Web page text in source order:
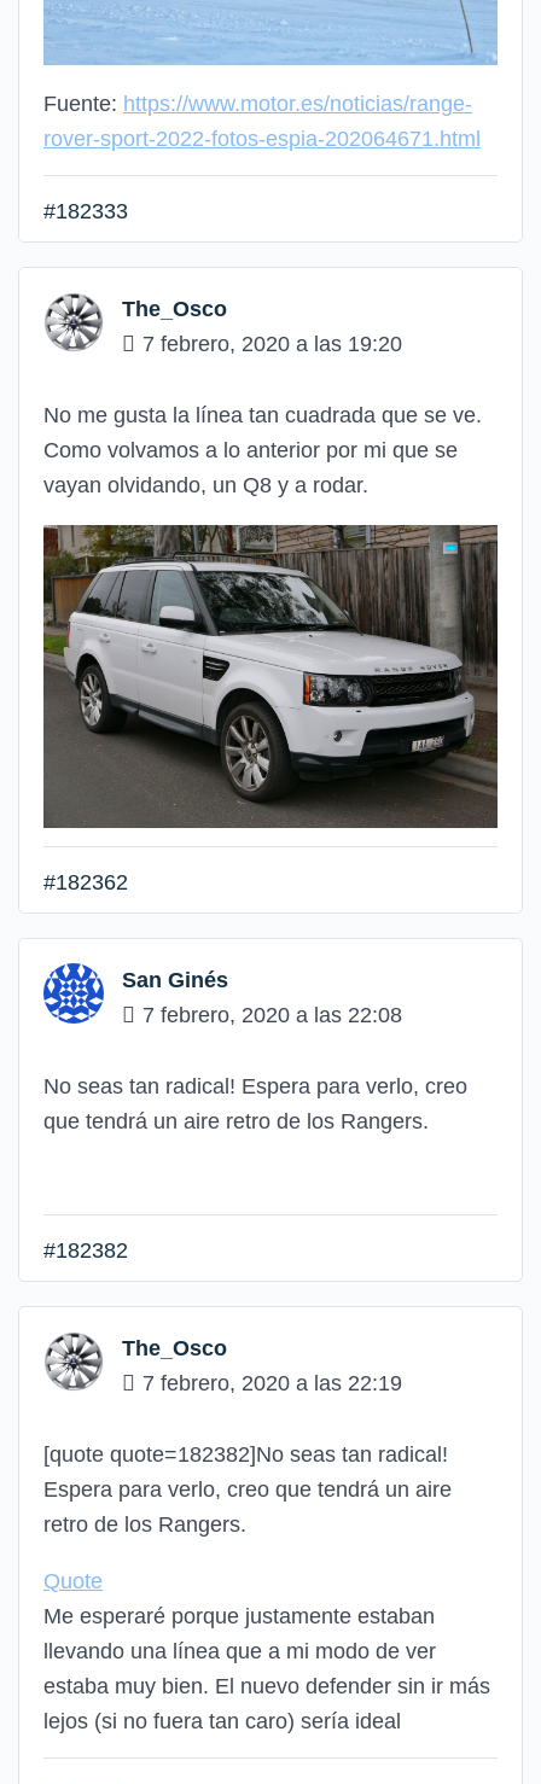
Fuente: https://www.motor.es/noticias/range-
rover-sport-2022-fotos-espia-202064671.html
#182333
The_Osco
7 febrero, 2020 a las 19:20
No me gusta la línea tan cuadrada que se ve.
Como volvamos a lo anterior por mi que se
vayan olvidando, un Q8 y a rodar.
#182362
San Ginés
7 febrero, 2020 a las 22:08
No seas tan radical! Espera para verlo, creo
que tendrá un aire retro de los Rangers.
#182382
The_Osco
7 febrero, 2020 a las 22:19
[quote quote=182382]No seas tan radical!
Espera para verlo, creo que tendrá un aire
retro de los Rangers.
Quote
Me esperaré porque justamente estaban
llevando una línea que a mi modo de ver
estaba muy bien. El nuevo defender sin ir más
lejos (si no fuera tan caro) sería ideal